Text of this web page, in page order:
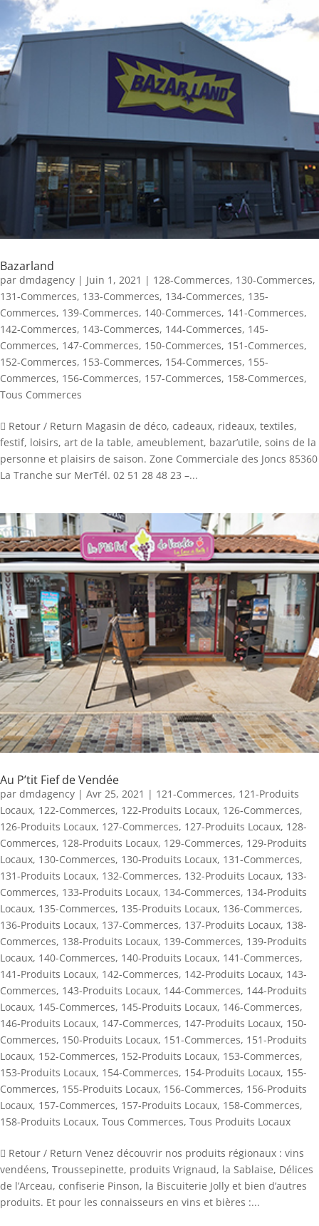
Bazarland
par dmdagency | Juin 1, 2021 | 128-Commerces, 130-Commerces,
131-Commerces, 133-Commerces, 134-Commerces, 135-
Commerces, 139-Commerces, 140-Commerces, 141-Commerces,
142-Commerces, 143-Commerces, 144-Commerces, 145-
Commerces, 147-Commerces, 150-Commerces, 151-Commerces,
152-Commerces, 153-Commerces, 154-Commerces, 155-
Commerces, 156-Commerces, 157-Commerces, 158-Commerces,
Tous Commerces
 Retour / Return Magasin de déco, cadeaux, rideaux, textiles,
festif, loisirs, art de la table, ameublement, bazar’utile, soins de la
personne et plaisirs de saison. Zone Commerciale des Joncs 85360
La Tranche sur MerTél. 02 51 28 48 23 –...
Au P’tit Fief de Vendée
par dmdagency | Avr 25, 2021 | 121-Commerces, 121-Produits
Locaux, 122-Commerces, 122-Produits Locaux, 126-Commerces,
126-Produits Locaux, 127-Commerces, 127-Produits Locaux, 128-
Commerces, 128-Produits Locaux, 129-Commerces, 129-Produits
Locaux, 130-Commerces, 130-Produits Locaux, 131-Commerces,
131-Produits Locaux, 132-Commerces, 132-Produits Locaux, 133-
Commerces, 133-Produits Locaux, 134-Commerces, 134-Produits
Locaux, 135-Commerces, 135-Produits Locaux, 136-Commerces,
136-Produits Locaux, 137-Commerces, 137-Produits Locaux, 138-
Commerces, 138-Produits Locaux, 139-Commerces, 139-Produits
Locaux, 140-Commerces, 140-Produits Locaux, 141-Commerces,
141-Produits Locaux, 142-Commerces, 142-Produits Locaux, 143-
Commerces, 143-Produits Locaux, 144-Commerces, 144-Produits
Locaux, 145-Commerces, 145-Produits Locaux, 146-Commerces,
146-Produits Locaux, 147-Commerces, 147-Produits Locaux, 150-
Commerces, 150-Produits Locaux, 151-Commerces, 151-Produits
Locaux, 152-Commerces, 152-Produits Locaux, 153-Commerces,
153-Produits Locaux, 154-Commerces, 154-Produits Locaux, 155-
Commerces, 155-Produits Locaux, 156-Commerces, 156-Produits
Locaux, 157-Commerces, 157-Produits Locaux, 158-Commerces,
158-Produits Locaux, Tous Commerces, Tous Produits Locaux
 Retour / Return Venez découvrir nos produits régionaux : vins
vendéens, Troussepinette, produits Vrignaud, la Sablaise, Délices
de l’Arceau, confiserie Pinson, la Biscuiterie Jolly et bien d’autres
produits. Et pour les connaisseurs en vins et bières :...